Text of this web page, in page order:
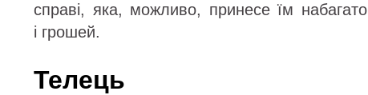
справі, яка, можливо, принесе їм
і грошей.
Телець